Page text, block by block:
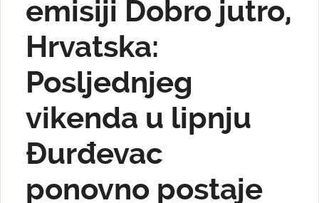
emisiji Dobro jutro,
Hrvatska:
Posljednjeg
vikenda u lipnju
Đurđevac
ponovno postaje